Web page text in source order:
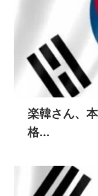
楽韓さん、
格...